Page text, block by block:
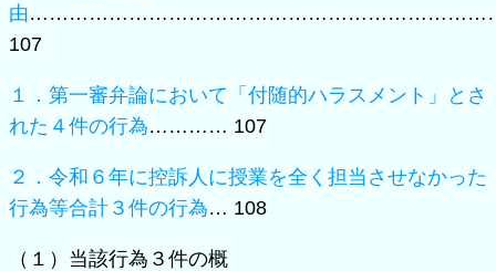
由
107
１．第一審弁論において「付随的ハラスメント」とさ
れた４件の行為………… 107
２．令和６年に控訴人に授業を全く担当させなかった
行為等合計３件の行為… 108
（１）当該行為３件の概